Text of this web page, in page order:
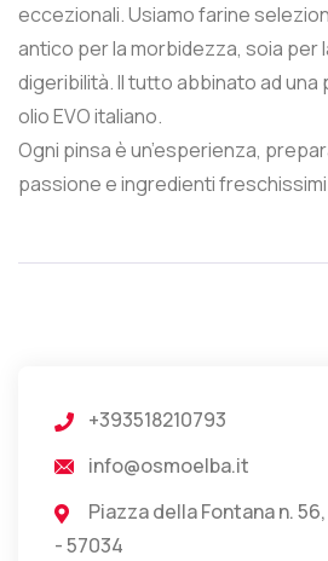
eccezionali. Usiamo farine
antico per la morbidezza, soia per
digeribilità. Il tutto abbinato ad una
olio EVO italiano.
Ogni pinsa è un’esperienza,
passione e ingredienti
+393518210793
info@osmoelba.it
Piazza della Fontana n.
- 57034